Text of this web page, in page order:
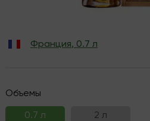
Франция, 0.7 л
Объемы
0.7 л
2 л